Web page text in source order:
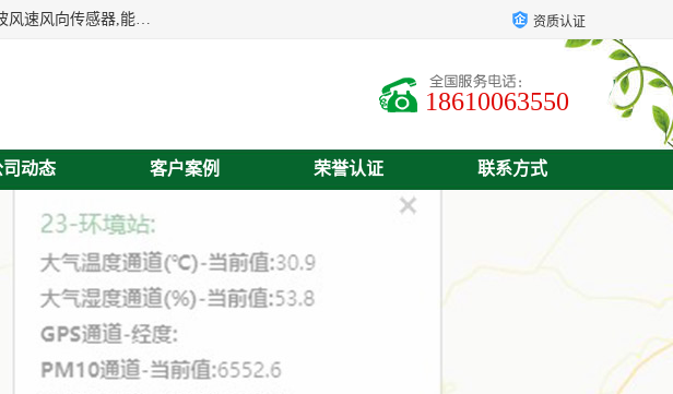
富奥通科技主营：气象五参数,气象六要素,微型自动气象站,网格化空气质量监测仪,六要素自动气象站,超声波风速风向传感器,能见度仪,大气微型站,交通自动气象站,高速路面结冰监测,路面状况传感器等。 资质认证
18610063550
司动态 客户案例 荣誉认证 联系方式